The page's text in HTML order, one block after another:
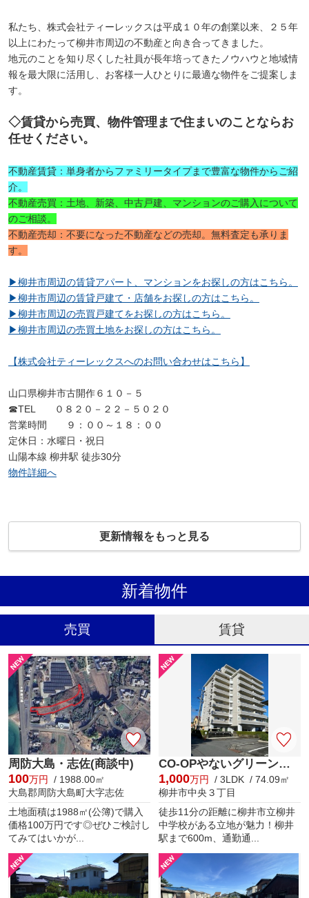
私たち、株式会社ティーレックスは平成１０年の創業以来、２５年
以上にわたって柳井市周辺の不動産と向き合ってきました。
地元のことを知り尽くした社員が長年培ってきたノウハウと地域情
報を最大限に活用し、お客様一人ひとりに最適な物件をご提案しま
す。
◇賃貸から売買、物件管理まで住まいのことならお
任せください。
不動産賃貸：単身者からファミリータイプまで豊富な物件からご紹
介。
不動産売買：土地、新築、中古戸建、マンションのご購入について
のご相談。
不動産売却：不要になった不動産などの売却。無料査定も承りま
す。
▶柳井市周辺の賃貸アパート、マンションをお探しの方はこちら。
▶柳井市周辺の賃貸戸建て・店舗をお探しの方はこちら。
▶柳井市周辺の売買戸建てをお探しの方はこちら。
▶柳井市周辺の売買土地をお探しの方はこちら。
【株式会社ティーレックスへのお問い合わせはこちら】
山口県柳井市古開作６１０－５
☎TEL ０８２０－２２－５０２０
営業時間 ９：００～１８：００
定休日：水曜日・祝日
山陽本線 柳井駅 徒歩30分
物件詳細へ
更新情報をもっと見る
新着物件
売買 賃貸
周防大島・志佐(商談中)
100万円
/ 1988.00㎡
大島郡周防大島町大字志佐
土地面積は1988㎡(公簿)で購入
価格100万円です◎ぜひご検討し
てみてはいかが...
CO-OPやないグリーンマンション
1,000万円
/ 3LDK / 74.09㎡
柳井市中央３丁目
徒歩11分の距離に柳井市立柳井
中学校がある立地が魅力！柳井
駅まで600m、通勤通...